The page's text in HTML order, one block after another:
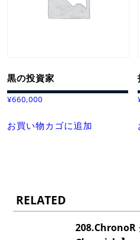
黒の投資家
¥660,000
お買い物カゴに追加
RELATED
208.ChronoR